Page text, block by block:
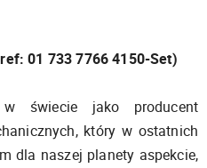
01 733 7766 4150-Set)
świecie jako producent
który w ostatnich
dla naszej planety aspekcie,